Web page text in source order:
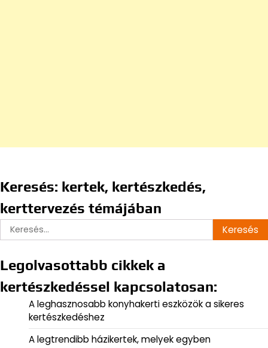
Keresés: kertek, kertészkedés,
kerttervezés témájában
Keresés:
Legolvasottabb cikkek a
kertészkedéssel kapcsolatosan:
A leghasznosabb konyhakerti eszközök a sikeres
kertészkedéshez
A legtrendibb házikertek, melyek egyben